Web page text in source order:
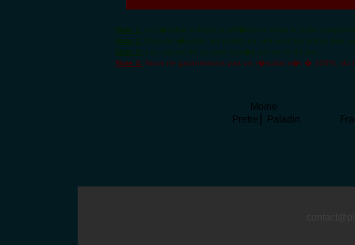
Note 1: Le r�sultat indique la diff�rence entre le build
Note 2: Dans le r�sultat, les points en vert sont les points que
Note 3: Les calculs de up sont bas�s sur les % du jeu.
Note 4: Nous ne garantissons pas un r�sultat s�r � 100%, du
Moine
Pretre
Paladin